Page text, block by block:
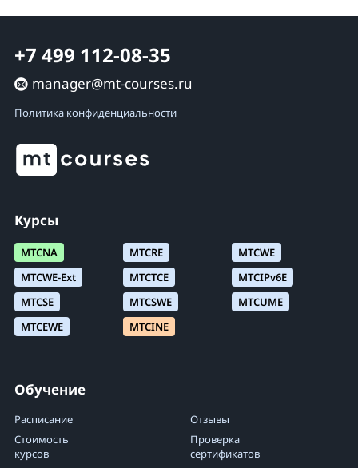
+7 499 112-08-35
manager@mt-courses.ru
Политика конфиденциальности
Курсы
MTCNA MTCRE
MTCWE
MTCWE-Ext
MTCTCE
MTCIPv6E
MTCSE
MTCSWE
MTCUME
MTCEWE
MTCINE
Обучение
Расписание
Отзывы
Стоимость
курсов
Проверка
сертификатов